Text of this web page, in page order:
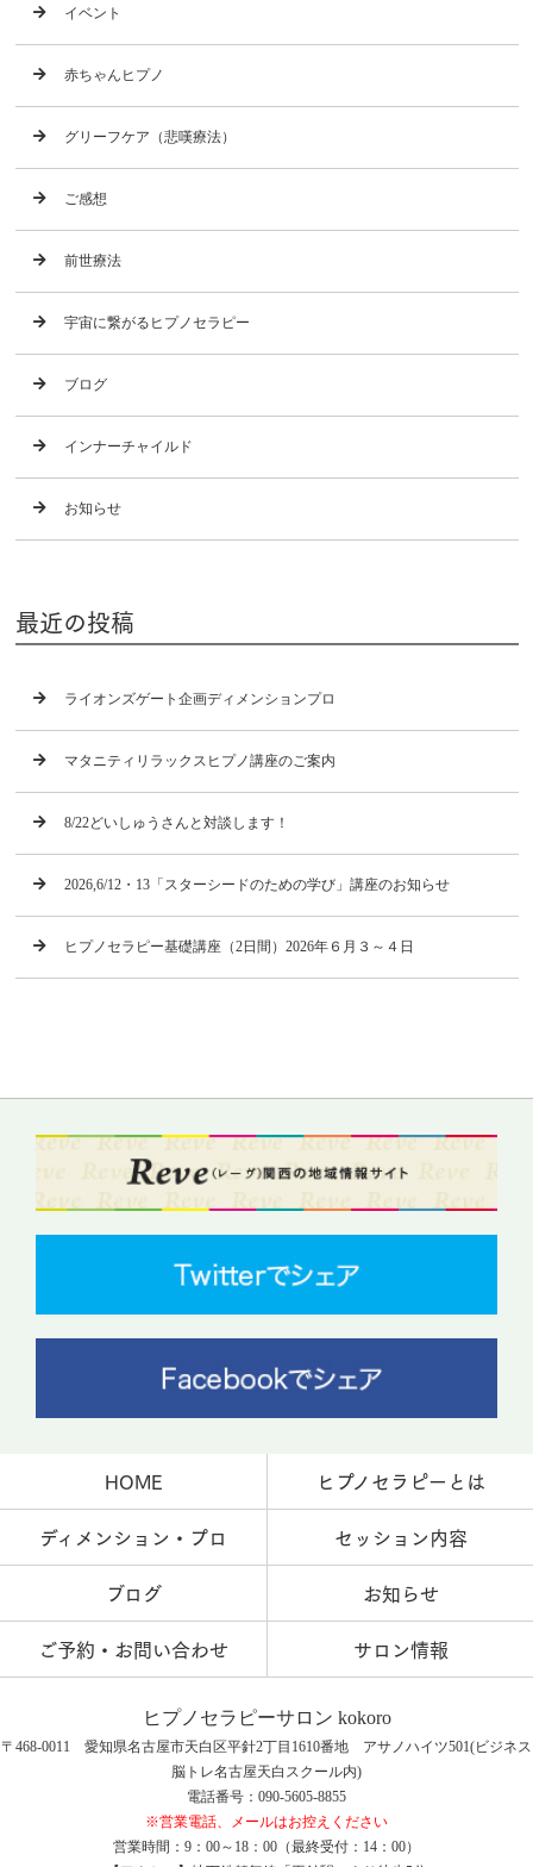
イベント
赤ちゃんヒプノ
グリーフケア（悲嘆療法）
ご感想
前世療法
宇宙に繋がるヒプノセラピー
ブログ
インナーチャイルド
お知らせ
最近の投稿
ライオンズゲート企画ディメンションプロ
マタニティリラックスヒプノ講座のご案内
8/22どいしゅうさんと対談します！
2026,6/12・13「スターシードのための学び」講座のお知らせ
ヒプノセラピー基礎講座（2日間）2026年６月３～４日
HOME
ヒプノセラピーとは
ディメンション・プロ
セッション内容
ブログ
お知らせ
ご予約・お問い合わせ
サロン情報
ヒプノセラピーサロン kokoro
〒468-0011 愛知県名古屋市天白区平針2丁目1610番地 アサノハイツ501(ビジネス
脳トレ名古屋天白スクール内)
電話番号：090-5605-8855
※営業電話、メールはお控えください
営業時間：9：00～18：00（最終受付：14：00）